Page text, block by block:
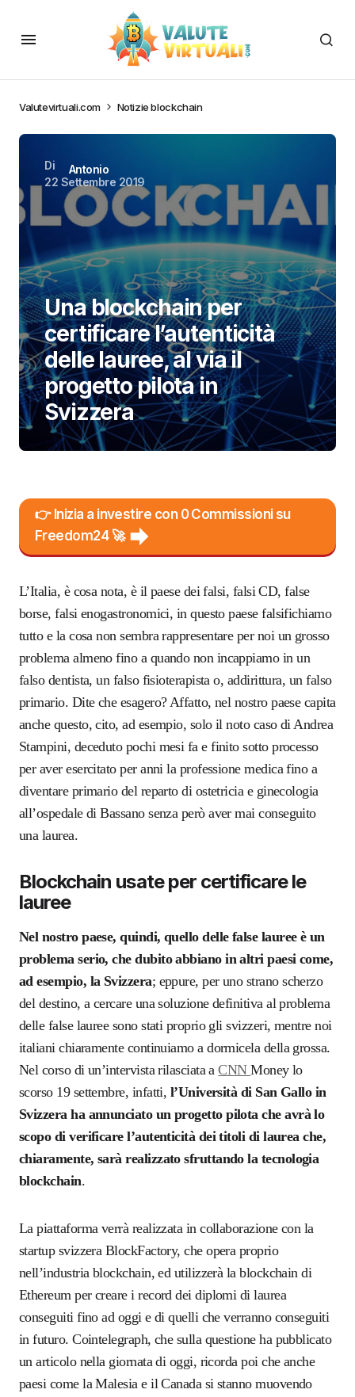
Valutevirtuali.com Notizie blockchain
Di
Antonio
22 Settembre 2019
Una blockchain per
certificare l’autenticità
delle lauree, al via il
progetto pilota in
Svizzera
👉 Inizia a investire con 0 Commissioni su
Freedom24 🚀
L’Italia, è cosa nota, è il paese dei falsi, falsi CD, false
borse, falsi enogastronomici, in questo paese falsifichiamo
tutto e la cosa non sembra rappresentare per noi un grosso
problema almeno fino a quando non incappiamo in un
falso dentista, un falso fisioterapista o, addirittura, un falso
primario. Dite che esagero? Affatto, nel nostro paese capita
anche questo, cito, ad esempio, solo il noto caso di Andrea
Stampini, deceduto pochi mesi fa e finito sotto processo
per aver esercitato per anni la professione medica fino a
diventare primario del reparto di ostetricia e ginecologia
all’ospedale di Bassano senza però aver mai conseguito
una laurea.
Blockchain usate per certificare le
lauree
Nel nostro paese, quindi, quello delle false lauree è un
problema serio, che dubito abbiano in altri paesi come,
ad esempio, la Svizzera; eppure, per uno strano scherzo
del destino, a cercare una soluzione definitiva al problema
delle false lauree sono stati proprio gli svizzeri, mentre noi
italiani chiaramente continuiamo a dormicela della grossa.
Nel corso di un’intervista rilasciata aCNNMoney lo
scorso 19 settembre, infatti, l’Università di San Gallo in
Svizzera ha annunciato un progetto pilota che avrà lo
scopo di verificare l’autenticità dei titoli di laurea che,
chiaramente, sarà realizzato sfruttando la tecnologia
blockchain.
La piattaforma verrà realizzata in collaborazione con la
startup svizzera BlockFactory, che opera proprio
nell’industria blockchain, ed utilizzerà la blockchain di
Ethereum per creare i record dei diplomi di laurea
conseguiti fino ad oggi e di quelli che verranno conseguiti
in futuro. Cointelegraph, che sulla questione ha pubblicato
un articolo nella giornata di oggi, ricorda poi che anche
paesi come la Malesia e il Canada si stanno muovendo